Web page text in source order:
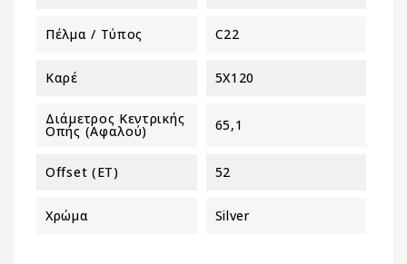
Πέλμα / Τύπος C22
Καρέ 5X120
Διάμετρος Κεντρικής
Οπής (αφαλού) 65,1
Offset (ET) 52
Χρώμα Silver